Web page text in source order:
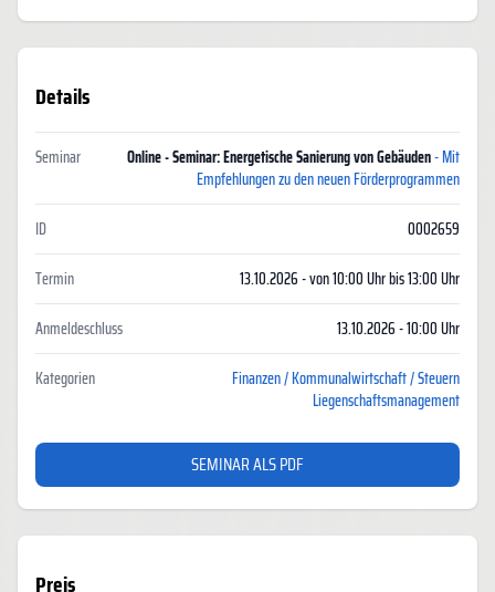
Details
Seminar Online - Seminar: Energetische Sanierung von Gebäuden- Mit
Empfehlungen zu den neuen Förderprogrammen
ID 0002659
Termin 13.10.2026 - von 10:00 Uhr bis 13:00 Uhr
Anmeldeschluss 13.10.2026 - 10:00 Uhr
Kategorien
Finanzen / Kommunalwirtschaft / Steuern
Liegenschaftsmanagement
SEMINAR ALS PDF
Preis